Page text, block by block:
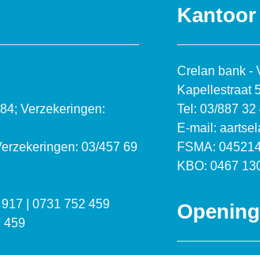
Verzekeringen:
03/457 69
| 0731 752 459
459
Crelan bank -
Kapellestraat
Tel: 03/887 32
E-mail:
FSMA:
KBO: 0467